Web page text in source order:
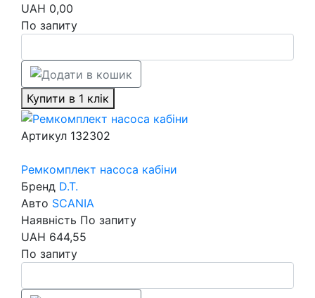
UAH 0,00
По запиту
Купити в 1 клік
Артикул 132302
Ремкомплект насоса кабіни
Бренд D.T.
Авто SCANIA
Наявність По запиту
UAH 644,55
По запиту